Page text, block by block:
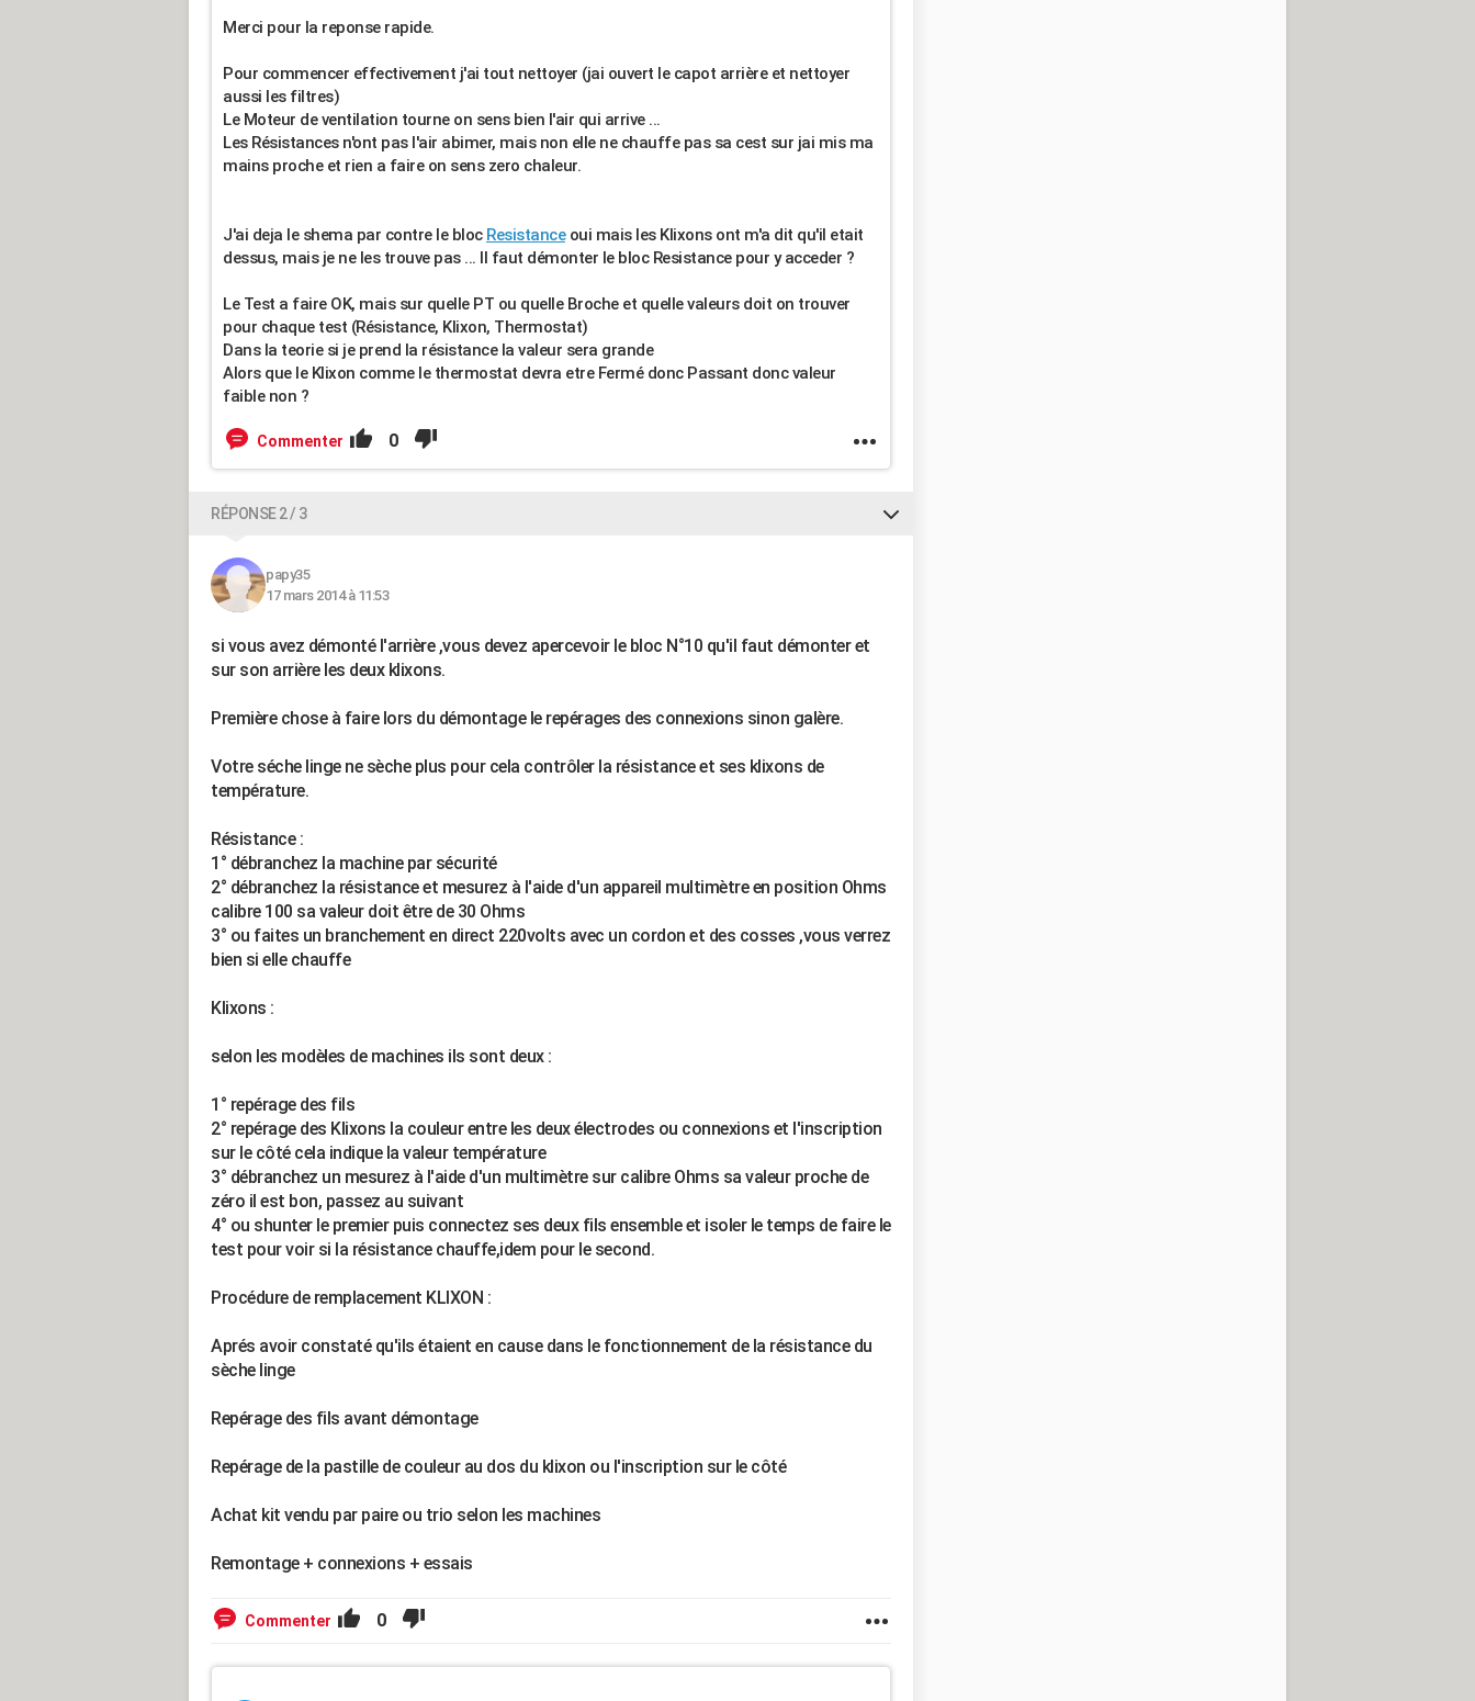
Merci pour la reponse rapide.
Pour commencer effectivement j'ai tout nettoyer (jai ouvert le capot arrière et nettoyer
aussi les filtres)
Le Moteur de ventilation tourne on sens bien l'air qui arrive ...
Les Résistances n'ont pas l'air abimer, mais non elle ne chauffe pas sa cest sur jai mis ma
mains proche et rien a faire on sens zero chaleur.
J'ai deja le shema par contre le bloc Resistanceoui mais les Klixons ont m'a dit qu'il etait
dessus, mais je ne les trouve pas ... Il faut démonter le bloc Resistance pour y acceder ?
Le Test a faire OK, mais sur quelle PT ou quelle Broche et quelle valeurs doit on trouver
pour chaque test (Résistance, Klixon, Thermostat)
Dans la teorie si je prend la résistance la valeur sera grande
Alors que le Klixon comme le thermostat devra etre Fermé donc Passant donc valeur
faible non ?
Commenter 0
RÉPONSE 2 / 3
papy35
17 mars 2014 à 11:53
si vous avez démonté l'arrière ,vous devez apercevoir le bloc N°10 qu'il faut démonter et
sur son arrière les deux klixons.
Première chose à faire lors du démontage le repérages des connexions sinon galère.
Votre séche linge ne sèche plus pour cela contrôler la résistance et ses klixons de
température.
Résistance :
1° débranchez la machine par sécurité
2° débranchez la résistance et mesurez à l'aide d'un appareil multimètre en position Ohms
calibre 100 sa valeur doit être de 30 Ohms
3° ou faites un branchement en direct 220volts avec un cordon et des cosses ,vous verrez
bien si elle chauffe
Klixons :
selon les modèles de machines ils sont deux :
1° repérage des fils
2° repérage des Klixons la couleur entre les deux électrodes ou connexions et l'inscription
sur le côté cela indique la valeur température
3° débranchez un mesurez à l'aide d'un multimètre sur calibre Ohms sa valeur proche de
zéro il est bon, passez au suivant
4° ou shunter le premier puis connectez ses deux fils ensemble et isoler le temps de faire le
test pour voir si la résistance chauffe,idem pour le second.
Procédure de remplacement KLIXON :
Aprés avoir constaté qu'ils étaient en cause dans le fonctionnement de la résistance du
sèche linge
Repérage des fils avant démontage
Repérage de la pastille de couleur au dos du klixon ou l'inscription sur le côté
Achat kit vendu par paire ou trio selon les machines
Remontage + connexions + essais
Commenter 0